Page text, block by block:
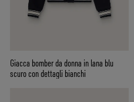
Giacca bomber da donna in lana blu
scuro con dettagli bianchi